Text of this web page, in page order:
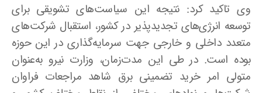
وی تاکید کرد: نتیجه این سیاست‌های تشویقی برای
توسعه انرژی‌های تجدیدپذیر در کشور، استقبال شرکت‌های
متعدد داخلی و خارجی جهت سرمایه‌گذاری در این حوزه
بوده است. در طی این مدت‌زمان، وزارت نیرو به‌عنوان
متولی امر خرید تضمینی برق شاهد مراجعات فراوان